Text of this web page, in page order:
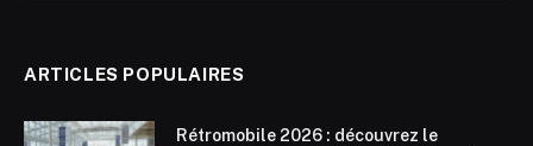
ARTICLES POPULAIRES
Rétromobile 2026 : découvrez le